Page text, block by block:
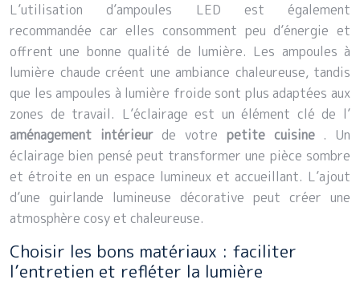
L’utilisation d’ampoules LED est également
recommandée car elles consomment peu d’énergie et
offrent une bonne qualité de lumière. Les ampoules à
lumière chaude créent une ambiance chaleureuse, tandis
que les ampoules à lumière froide sont plus adaptées aux
zones de travail. L’éclairage est un élément clé de l’
aménagement intérieur de votre petite cuisine . Un
éclairage bien pensé peut transformer une pièce sombre
et étroite en un espace lumineux et accueillant. L’ajout
d’une guirlande lumineuse décorative peut créer une
atmosphère cosy et chaleureuse.
Choisir les bons matériaux : faciliter
l’entretien et refléter la lumière